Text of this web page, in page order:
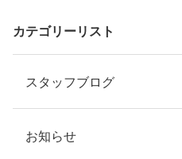
カテゴリーリスト
スタッフブログ
お知らせ